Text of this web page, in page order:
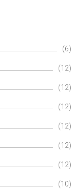
(6)
(12)
(12)
(12)
(12)
(12)
(12)
(10)